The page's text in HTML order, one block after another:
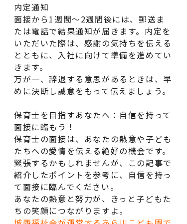
内定通知
面接から1週間〜2週間後には、郵送ま
たは電話で結果通知が届きます。内定を
いただいた際は、感謝の気持ちを伝える
とともに、入社に向けて準備を進めてい
きます。
万が一、辞退する意思があるときは、早
めに決断し誠意をもって伝えましょう。
保育士を目指すあなたへ：自信を持って
面接に臨もう！
保育士の面接は、あなたの熱意や子ども
たちへの愛情を伝える絶好の機会です。
緊張するかもしれませんが、この記事で
紹介したポイントを参考に、自信を持っ
て面接に臨んでください。
あなたの熱意と努力が、きっと子どもた
ちの笑顔につながりますよ。